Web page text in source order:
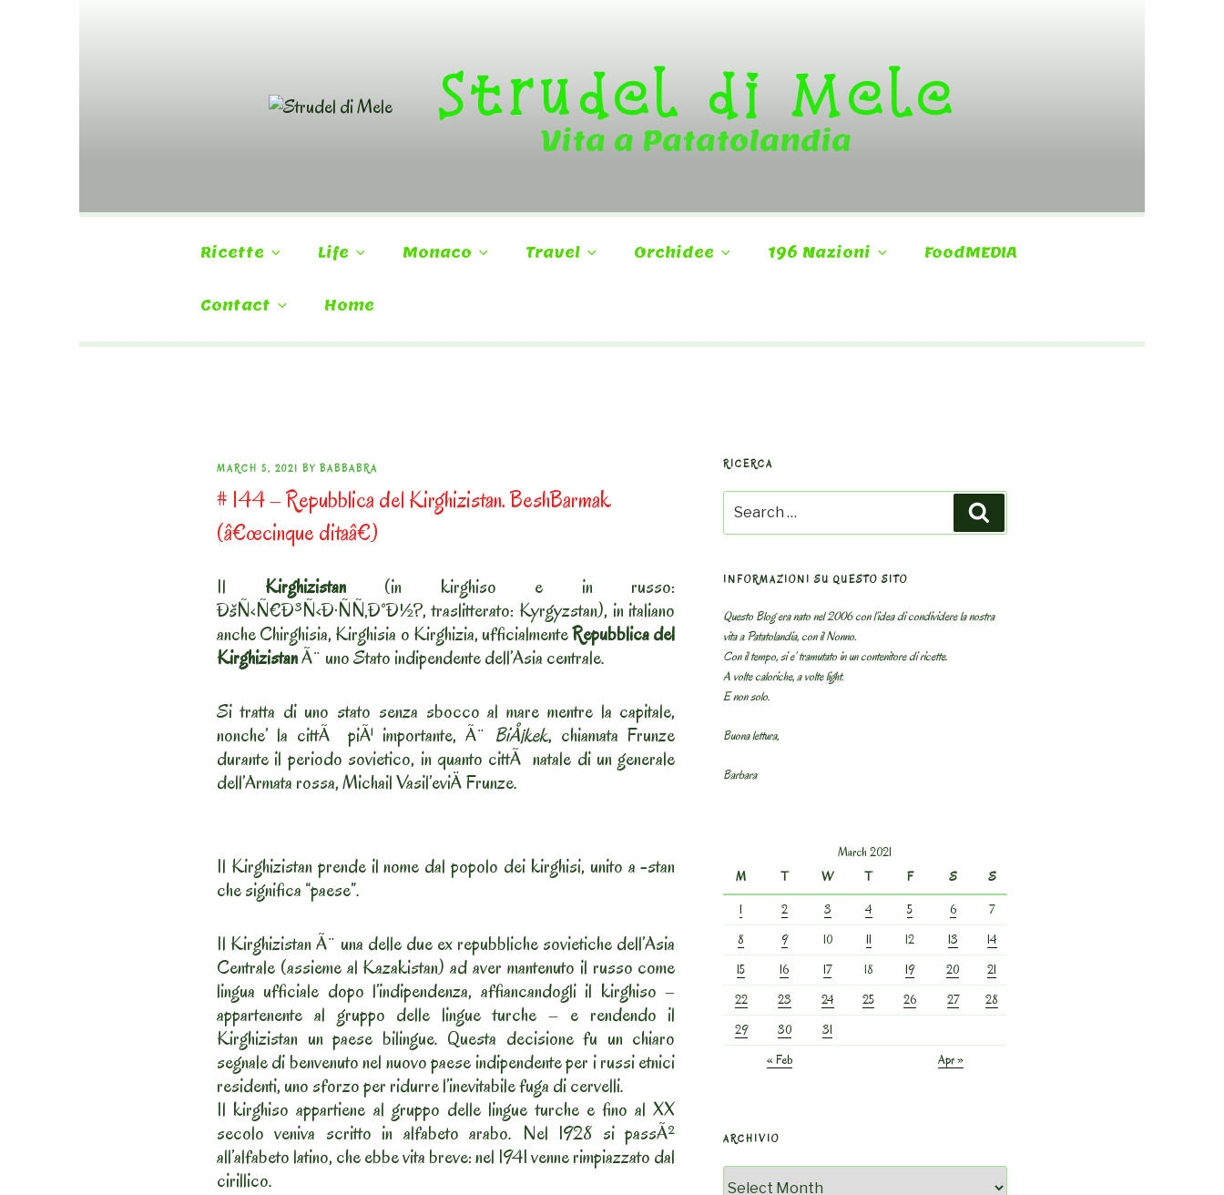
Strudel di Mele
Vita a Patatolandia
Ricette Life Monaco Travel Orchidee 196 Nazioni FoodMEDIA
Contact Home
POSTED
ON
MARCH 5, 2021 BY BABBABRA
# 144 – Repubblica del Kirghizistan. BeshBarmak
(â€œcinque ditaâ€)
Il Kirghizistan(in kirghiso e in russo:
ÐšÑ‹Ñ€Ð³Ñ‹Ð·ÑÑ‚Ð°Ð½?, traslitterato: Kyrgyzstan), in italiano
anche Chirghisia, Kirghisia o Kirghizia, ufficialmenteRepubblica del
KirghizistanÃ¨ uno Stato indipendente dell’Asia centrale.
Si tratta di uno stato senza sbocco al mare mentre la capitale,
nonche’ la cittÃ piÃ¹ importante, Ã¨ BiÅ¡kek, chiamata Frunze
durante il periodo sovietico, in quanto cittÃ natale di un generale
dell’Armata rossa, Michail Vasil’eviÄ Frunze.
Il Kirghizistan prende il nome dal popolo dei kirghisi, unito a -stan
che significa “paese”.
Il Kirghizistan Ã¨ una delle due ex repubbliche sovietiche dell’Asia
Centrale (assieme al Kazakistan) ad aver mantenuto il russo come
lingua ufficiale dopo l’indipendenza, affiancandogli il kirghiso –
appartenente al gruppo delle lingue turche – e rendendo il
Kirghizistan un paese bilingue. Questa decisione fu un chiaro
segnale di benvenuto nel nuovo paese indipendente per i russi etnici
residenti, uno sforzo per ridurre l’inevitabile fuga di cervelli.
Il kirghiso appartiene al gruppo delle lingue turche e fino al XX
secolo veniva scritto in alfabeto arabo. Nel 1928 si passÃ²
all’alfabeto latino, che ebbe vita breve: nel 1941 venne rimpiazzato dal
cirillico.
RICERCA
for:
INFORMAZIONI SU QUESTO SITO
Questo Blog era nato nel 2006 con l’idea di condividere la nostra
vita a Patatolandia, con il Nonno.
Con il tempo, si e’ tramutato in un contenitore di ricette.
A volte caloriche, a volte light.
E non solo.
Buona lettura,
Barbara
March 2021
M
T W T F S
S
1
2 3 4 5 6
7
8
9 10 11 12 13
14
15
16 17 18 19 20
21
22
23 24 25 26 27
28
29
30
31
« Feb
Apr »
ARCHIVIO